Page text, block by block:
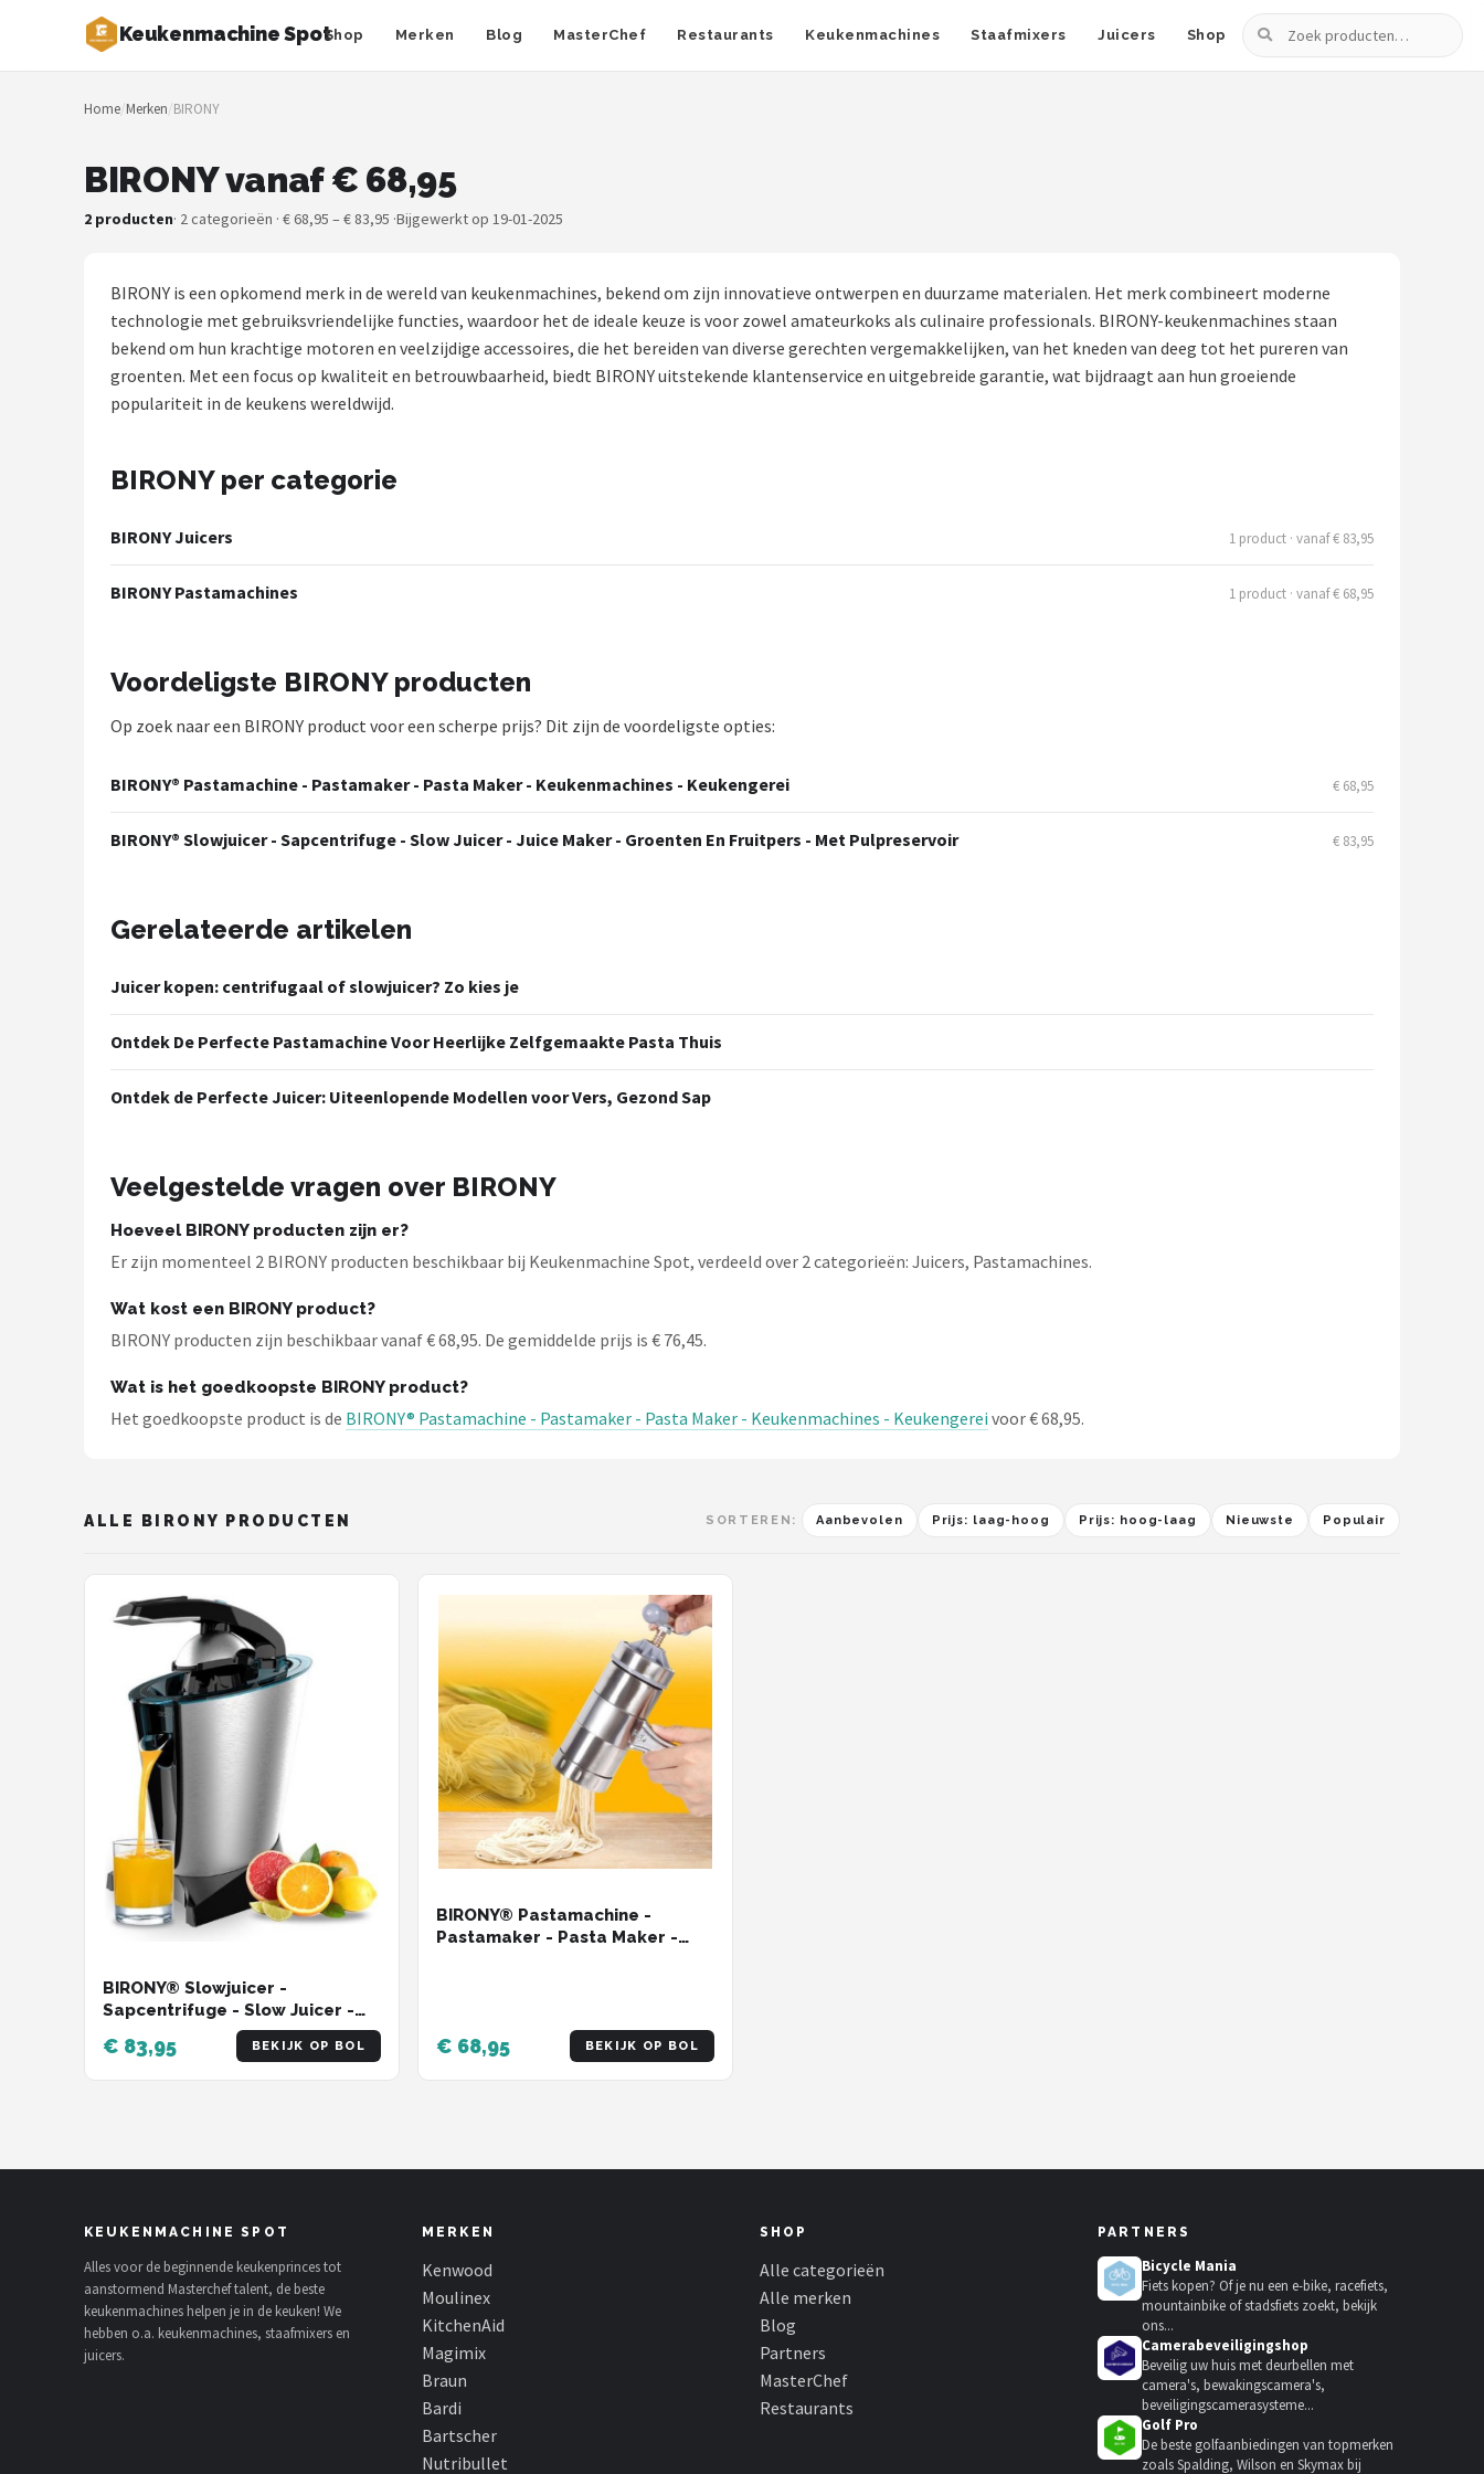
Keukenmachine SpotShop Merken Blog MasterChef Restaurants Keukenmachines Staafmixers Juicers Shop
Zoeken
Zoeken
NAVIGATIE
Merken
MasterChef
Restaurants
Staafmixers
Kenwood
Moulinex
KitchenAid
Magimix
Bartscher
Nutribullet
KitchenBrothers
Home/Merken/BIRONY
BIRONY vanaf € 68,95
2 producten· 2 categorieën · € 68,95 – € 83,95 ·Bijgewerkt op 19-01-2025
BIRONY is een opkomend merk in de wereld van keukenmachines, bekend om zijn innovatieve ontwerpen en duurzame materialen. Het merk combineert moderne
technologie met gebruiksvriendelijke functies, waardoor het de ideale keuze is voor zowel amateurkoks als culinaire professionals. BIRONY-keukenmachines staan
bekend om hun krachtige motoren en veelzijdige accessoires, die het bereiden van diverse gerechten vergemakkelijken, van het kneden van deeg tot het pureren van
groenten. Met een focus op kwaliteit en betrouwbaarheid, biedt BIRONY uitstekende klantenservice en uitgebreide garantie, wat bijdraagt aan hun groeiende
populariteit in de keukens wereldwijd.
BIRONY per categorie
BIRONY Juicers 1 product · vanaf € 83,95
BIRONY Pastamachines 1 product · vanaf € 68,95
Voordeligste BIRONY producten
Op zoek naar een BIRONY product voor een scherpe prijs? Dit zijn de voordeligste opties:
BIRONY® Pastamachine - Pastamaker - Pasta Maker - Keukenmachines - Keukengerei € 68,95
BIRONY® Slowjuicer - Sapcentrifuge - Slow Juicer - Juice Maker - Groenten En Fruitpers - Met Pulpreservoir € 83,95
Gerelateerde artikelen
Juicer kopen: centrifugaal of slowjuicer? Zo kies je
Ontdek De Perfecte Pastamachine Voor Heerlijke Zelfgemaakte Pasta Thuis
Ontdek de Perfecte Juicer: Uiteenlopende Modellen voor Vers, Gezond Sap
Veelgestelde vragen over BIRONY
Hoeveel BIRONY producten zijn er?
Er zijn momenteel 2 BIRONY producten beschikbaar bij Keukenmachine Spot, verdeeld over 2 categorieën: Juicers, Pastamachines.
Wat kost een BIRONY product?
BIRONY producten zijn beschikbaar vanaf € 68,95. De gemiddelde prijs is € 76,45.
Wat is het goedkoopste BIRONY product?
Het goedkoopste product is de BIRONY® Pastamachine - Pastamaker - Pasta Maker - Keukenmachines - Keukengerei voor € 68,95.
ALLE BIRONY PRODUCTEN SORTEREN: Aanbevolen Prijs: laag-hoog Prijs: hoog-laag Nieuwste Populair
BIRONY® Slowjuicer -
Sapcentrifuge - Slow Juicer -
Juice Maker - Groenten En
Fruitpers - Met Pulpreservoir
€ 83,95 BEKIJK OP BOL
BIRONY® Pastamachine -
Pastamaker - Pasta Maker -
€ 68,95 BEKIJK OP BOL
KEUKENMACHINE SPOT
Alles voor de beginnende keukenprinces tot
aanstormend Masterchef talent, de beste
keukenmachines helpen je in de keuken! We
hebben o.a. keukenmachines, staafmixers en
juicers.
MERKEN
Kenwood
Moulinex
KitchenAid
Magimix
Braun
Bardi
Bartscher
Nutribullet
SHOP
Alle categorieën
Alle merken
Blog
Partners
MasterChef
Restaurants
PARTNERS
Bicycle Mania
Fiets kopen? Of je nu een e-bike, racefiets,
mountainbike of stadsfiets zoekt, bekijk
ons...
Camerabeveiligingshop
Beveilig uw huis met deurbellen met
camera's, bewakingscamera's,
beveiligingscamerasysteme...
Golf Pro
De beste golfaanbiedingen van topmerken
zoals Spalding, Wilson en Skymax bij